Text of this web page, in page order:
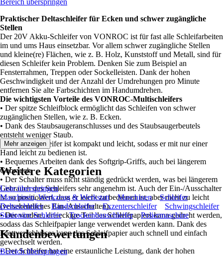
Bereich überspringen
Praktischer Deltaschleifer für Ecken und schwer zugängliche
Stellen
Der 20V Akku-Schleifer von VONROC ist für fast alle Schleifarbeiten
im und ums Haus einsetzbar. Vor allem schwer zugängliche Stellen
und kleine(re) Flächen, wie z. B. Holz, Kunststoff und Metall, sind für
diesen Schleifer kein Problem. Denken Sie zum Beispiel an
Fensterrahmen, Treppen oder Sockelleisten. Dank der hohen
Geschwindigkeit und der Anzahl der Umdrehungen pro Minute
entfernen Sie alte Farbschichten im Handumdrehen.
Die wichtigsten Vorteile des VONROC-Multischleifers
• Der spitze Schleifblock ermöglicht das Schleifen von schwer
zugänglichen Stellen, wie z. B. Ecken.
• Dank des Staubsaugeranschlusses und des Staubsaugerbeutels
entsteht weniger Staub.
• Der Deltaschleifer ist kompakt und leicht, sodass er mit nur einer
Hand leicht zu bedienen ist.
• Bequemes Arbeiten dank des Softgrip-Griffs, auch bei längerem
Gebrauch.
• Der Schalter muss nicht ständig gedrückt werden, was bei längerem
Gebrauch des Schleifers sehr angenehm ist. Auch der Ein-/Ausschalter
ist so positioniert, dass er leicht zu bedienen ist, aber nicht zu leicht
(versehentliches Ein-/Ausschalten).
• Der vordere, dreieckige Teil des Schleifpapiers kann gedreht werden,
sodass das Schleifpapier lange verwendet werden kann. Dank des
Klettverschlusses kann das Schleifpapier auch schnell und einfach
gewechselt werden.
• Der Schleifer hat eine erstaunliche Leistung, dank der hohen
Mehr anzeigen
Weitere Kategorien
Liste überspringen
Maschinen, Werkzeug & Werkstatt
Maschinen
Schleifer
Deltaschleifer
Bandschleifer Exzenterschleifer
Schwingschleifer
Stationäre Schleifer
Trockenbauschleifer Poliermaschine
Kundenbewertungen
Bereich überspringen